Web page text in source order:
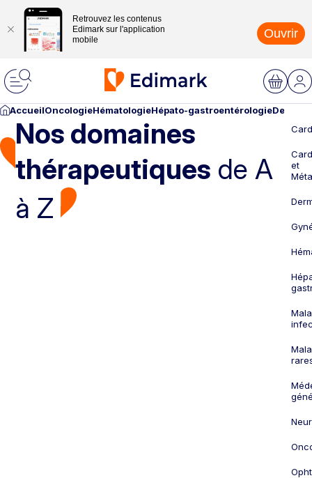
Retrouvez les contenus
Edimark sur l'application
mobile
Ouvrir
AccueilOncologieHématologieHépato-gastroentérologie
Nos domaines
thérapeutiques de A
à Z
et